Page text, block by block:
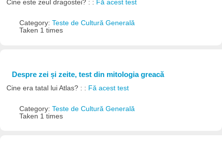
Cine este zeul dragostei? : : Fă acest test
Category: Teste de Cultură Generală
Taken 1 times
Despre zei și zeite, test din mitologia greacă
Cine era tatal lui Atlas? : : Fă acest test
Category: Teste de Cultură Generală
Taken 1 times